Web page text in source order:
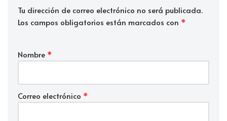
Tu dirección de correo electrónico no será publicada.
Los campos obligatorios están marcados con *
Nombre *
Correo electrónico *